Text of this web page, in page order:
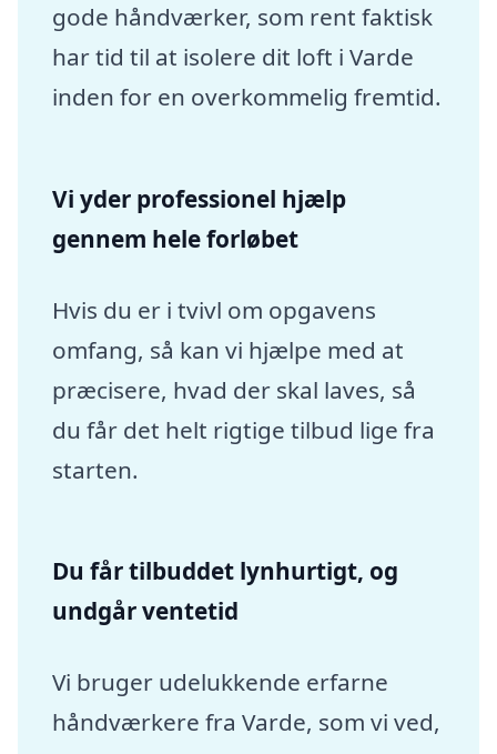
gode håndværker, som rent faktisk
har tid til at isolere dit loft i Varde
inden for en overkommelig fremtid.
Vi yder professionel hjælp
gennem hele forløbet
Hvis du er i tvivl om opgavens
omfang, så kan vi hjælpe med at
præcisere, hvad der skal laves, så
du får det helt rigtige tilbud lige fra
starten.
Du får tilbuddet lynhurtigt, og
undgår ventetid
Vi bruger udelukkende erfarne
håndværkere fra Varde, som vi ved,